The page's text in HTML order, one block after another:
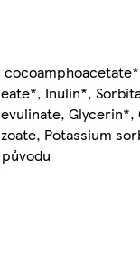
Inulin*,
Potassium